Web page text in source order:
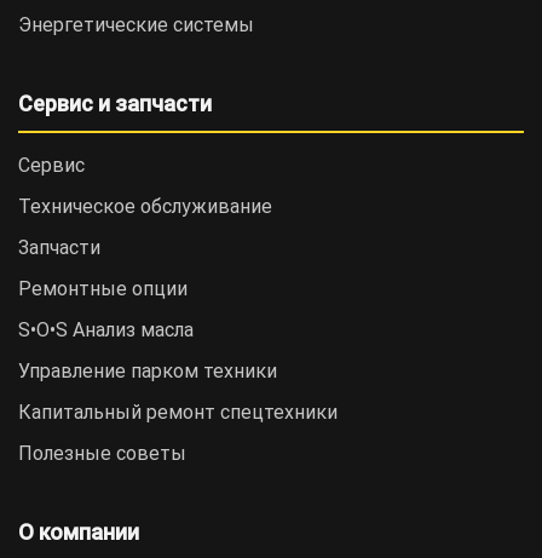
Энергетические системы
Сервис и запчасти
Сервис
Техническое обслуживание
Запчасти
Ремонтные опции
S•O•S Анализ масла
Управление парком техники
Капитальный ремонт спецтехники
Полезные советы
О компании